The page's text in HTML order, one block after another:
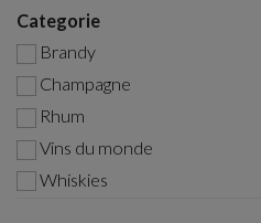
Categorie
Brandy
Champagne
Rhum
Vins du monde
Whiskies